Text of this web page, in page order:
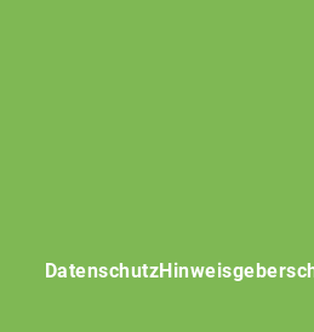
Datenschutz